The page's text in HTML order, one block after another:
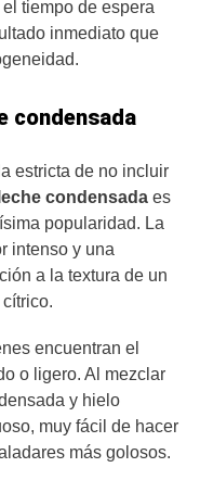
tiempo de espera
inmediato que
condensada
estricta de no incluir
condensada es
popularidad. La
intenso y una
a la textura de un
encuentran el
o ligero. Al mezclar
y hielo
muy fácil de hacer
más golosos.